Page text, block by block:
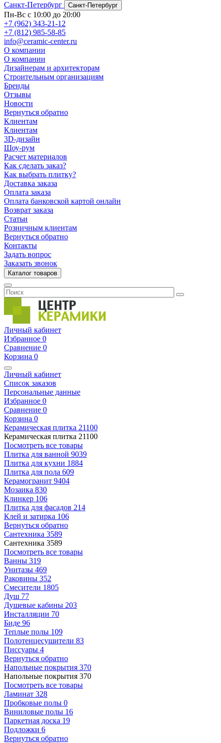
Санкт-Петербург
Санкт-Петербург
Пн-Вс с 10:00 до 20:00
+7 (962) 343-21-12
+7 (812) 985-58-85
info@ceramic-center.ru
О компании
О компании
Дизайнерам и архитекторам
Строительным организациям
Бренды
Отзывы
Новости
Вернуться обратно
Клиентам
Клиентам
3D-дизайн
Шоу-рум
Расчет материалов
Как сделать заказ?
Как выбрать плитку?
Доставка заказа
Оплата заказа
Оплата банковской картой онлайн
Возврат заказа
Статьи
Розничным клиентам
Вернуться обратно
Контакты
Задать вопрос
Заказать звонок
Каталог товаров
Личный кабинет
Избранное 0
Сравнение 0
Корзина 0
Личный кабинет
Список заказов
Персональные данные
Избранное 0
Сравнение 0
Корзина 0
Керамическая плитка 21100
Керамическая плитка 21100
Посмотреть все товары
Плитка для ванной 9039
Плитка для кухни 1884
Плитка для пола 609
Керамогранит 9404
Мозаика 830
Клинкер 106
Плитка для фасадов 214
Клей и затирка 106
Вернуться обратно
Сантехника 3589
Сантехника 3589
Посмотреть все товары
Ванны 319
Унитазы 469
Раковины 352
Смесители 1805
Душ 77
Душевые кабины 203
Инсталляции 70
Биде 96
Теплые полы 109
Полотенцесушители 83
Писсуары 4
Вернуться обратно
Напольные покрытия 370
Напольные покрытия 370
Посмотреть все товары
Ламинат 328
Пробковые полы 0
Виниловые полы 16
Паркетная доска 19
Подложки 6
Вернуться обратно